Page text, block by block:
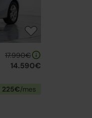
17.990€
14.590€
225€/mes